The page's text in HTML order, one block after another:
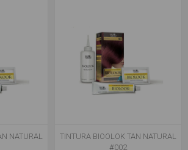
NATURAL
TINTURA BIOOLOK TAN NATURAL
#002